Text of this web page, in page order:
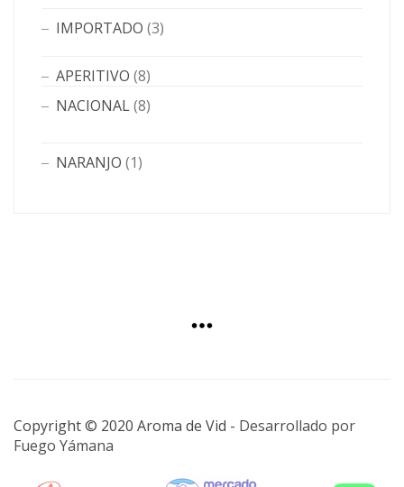
IMPORTADO (3)
APERITIVO (8)
NACIONAL(8)
NARANJO (1)
Copyright © 2020 Aroma de Vid - Desarrollado por
Fuego Yámana